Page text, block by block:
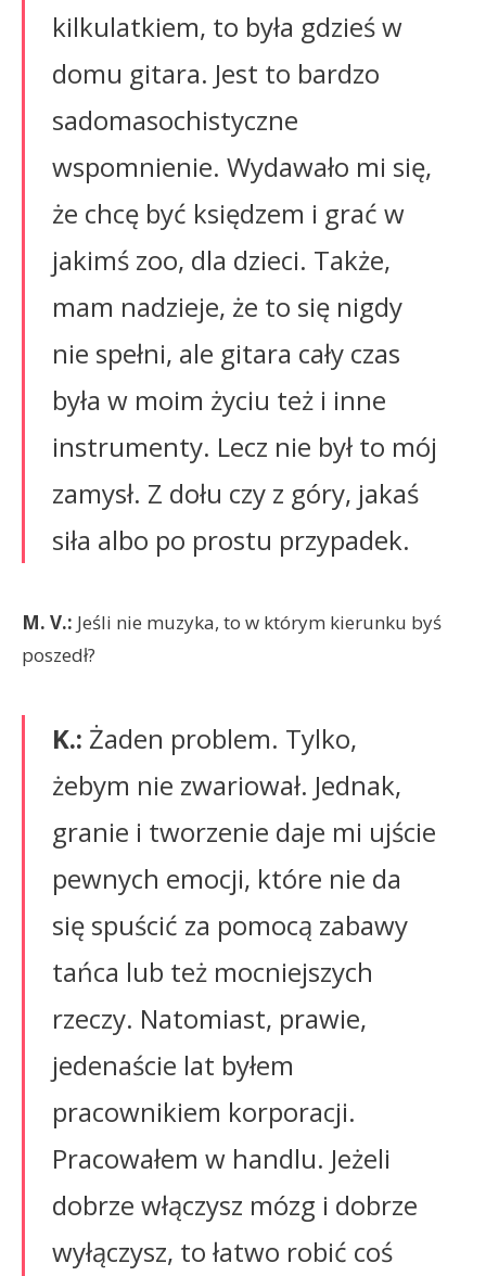
kilkulatkiem, to była gdzieś w
domu gitara. Jest to bardzo
sadomasochistyczne
wspomnienie. Wydawało mi się,
że chcę być księdzem i grać w
jakimś zoo, dla dzieci. Także,
mam nadzieje, że to się nigdy
nie spełni, ale gitara cały czas
była w moim życiu też i inne
instrumenty. Lecz nie był to mój
zamysł. Z dołu czy z góry, jakaś
siła albo po prostu przypadek.
M. V.: Jeśli nie muzyka, to w którym kierunku byś
poszedł?
K.: Żaden problem. Tylko,
żebym nie zwariował. Jednak,
granie i tworzenie daje mi ujście
pewnych emocji, które nie da
się spuścić za pomocą zabawy
tańca lub też mocniejszych
rzeczy. Natomiast, prawie,
jedenaście lat byłem
pracownikiem korporacji.
Pracowałem w handlu. Jeżeli
dobrze włączysz mózg i dobrze
wyłączysz, to łatwo robić coś